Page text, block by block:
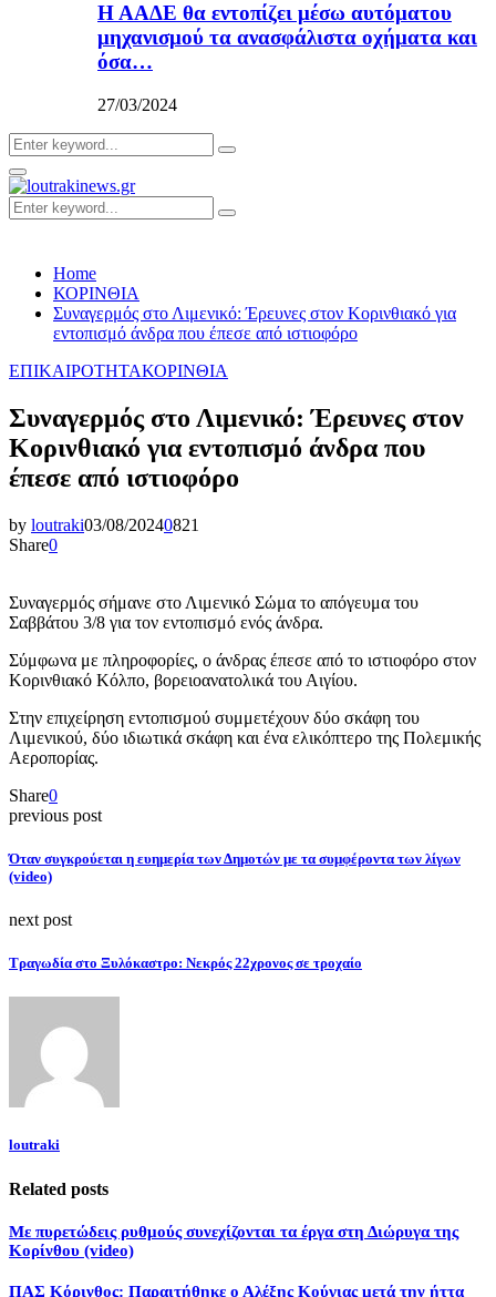
Η ΑΑΔΕ θα εντοπίζει μέσω αυτόματου
μηχανισμού τα ανασφάλιστα οχήματα και
όσα…
27/03/2024
Search
for:
Search
Primary
Menu
Search
for:
Search
Home
ΚΟΡΙΝΘΙΑ
Συναγερμός στο Λιμενικό: Έρευνες στον Κορινθιακό για
εντοπισμό άνδρα που έπεσε από ιστιοφόρο
ΕΠΙΚΑΙΡΟΤΗΤΑΚΟΡΙΝΘΙΑ
Συναγερμός στο Λιμενικό: Έρευνες στον
Κορινθιακό για εντοπισμό άνδρα που
έπεσε από ιστιοφόρο
by loutraki03/08/20240821
Share0
Συναγερμός σήμανε στο Λιμενικό Σώμα το απόγευμα του
Σαββάτου 3/8 για τον εντοπισμό ενός άνδρα.
Σύμφωνα με πληροφορίες, ο άνδρας έπεσε από το ιστιοφόρο στον
Κορινθιακό Κόλπο, βορειοανατολικά του Αιγίου.
Στην επιχείρηση εντοπισμού συμμετέχουν δύο σκάφη του
Λιμενικού, δύο ιδιωτικά σκάφη και ένα ελικόπτερο της Πολεμικής
Αεροπορίας.
Share0
previous post
Όταν συγκρούεται η ευημερία των Δημοτών με τα συμφέροντα των λίγων
(video)
next post
Τραγωδία στο Ξυλόκαστρο: Νεκρός 22χρονος σε τροχαίο
loutraki
Related posts
Με πυρετώδεις ρυθμούς συνεχίζονται τα έργα στη Διώρυγα της
Κορίνθου (video)
ΠΑΣ Κόρινθος: Παραιτήθηκε ο Αλέξης Κούγιας μετά την ήττα